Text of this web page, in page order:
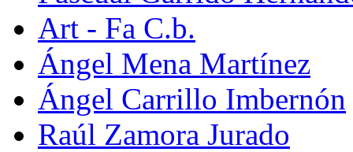
Art - Fa C.b.
Ángel Mena Martínez
Ángel Carrillo Imbernón
Raúl Zamora Jurado